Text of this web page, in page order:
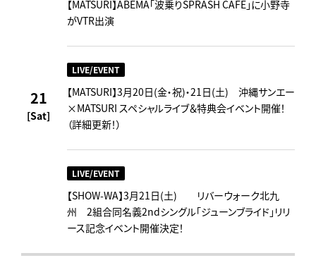
21
[Sat]
【MATSURI】ABEMA「波乗りSPRASH CAFE」に小野寺
がVTR出演
LIVE/EVENT
【MATSURI】3月20日(金・祝)・21日(土) 沖縄サンエー
×MATSURI スペシャルライブ＆特典会イベント開催！
（詳細更新！）
LIVE/EVENT
【SHOW-WA】3月21日(土) リバーウォーク北九
州 2組合同名義2ndシングル「ジューンブライド」リリ
ース記念イベント開催決定！